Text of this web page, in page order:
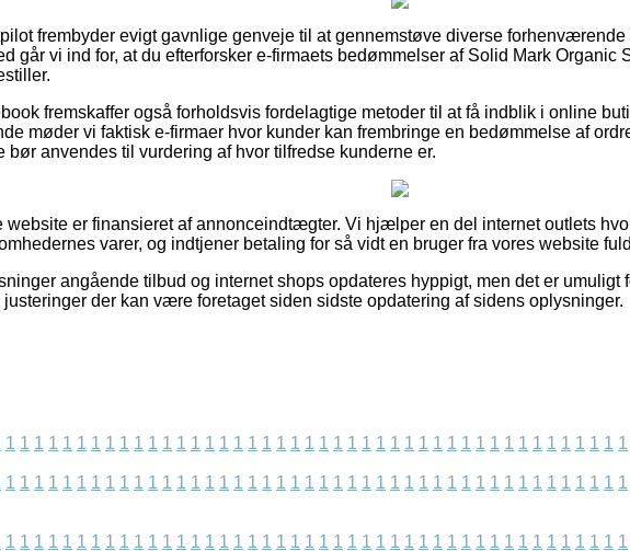
frembyder evigt gavnlige genveje til at gennemstøve diverse forhenværende
går vi ind for, at du efterforsker e-firmaets bedømmelser af Solid Mark Organic
fremskaffer også forholdsvis fordelagtige metoder til at få indblik i online
møder vi faktisk e-firmaer hvor kunder kan frembringe en bedømmelse af
bør anvendes til vurdering af hvor tilfredse kunderne er.
website er finansieret af annonceindtægter. Vi hjælper en del internet outlets
varer, og indtjener betaling for så vidt en bruger fra vores website
angående tilbud og internet shops opdateres hyppigt, men det er umuligt
justeringer der kan være foretaget siden sidste opdatering af sidens oplysninger.
1 1 1 1 1 1 1 1 1 1 1 1 1 1 1 1 1 1 1 1 1 1 1 1 1 1 1 1 1 1 1 1 1 1 1 1 1 1 1 1 1 1 1 1
1 1 1 1 1 1 1 1 1 1 1 1 1 1 1 1 1 1 1 1 1 1 1 1 1 1 1 1 1 1 1 1 1 1 1 1 1 1 1 1 1 1 1 1
1 1 1 1 1 1 1 1 1 1 1 1 1 1 1 1 1 1 1 1 1 1 1 1 1 1 1 1 1 1 1 1 1 1 1 1 1 1 1 1 1 1 1 1